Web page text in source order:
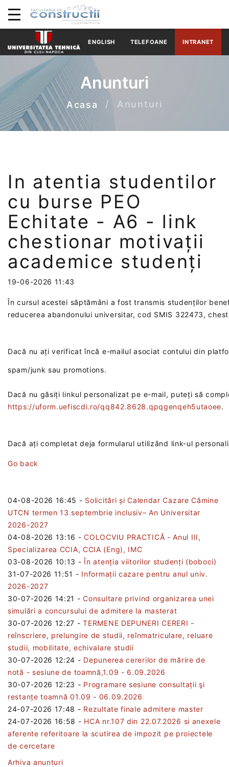
ENGLISH TELEFOANE INTRANET
Anunturi
Acasa Anunturi
In atentia studentilor
cu burse PEO
Echitate - A6 - link
chestionar motivații
academice studenți
19-06-2026 11:43
În cursul acestei săptămâni a fost transmis studenților
reducerea abandonului universitar, cod SMIS 322473,
Dacă nu ați verificat încă e-mailul asociat contului din
spam/junk sau promotions.
Dacă nu găsiți linkul personalizat pe e-mail, puteți să
https://uform.uefiscdi.ro/qq842.8628.qpqgenqeh5utaoee.
Dacă ați completat deja formularul utilizând link-ul
Go back
04-08-2026 16:45 - Solicitări și Calendar Cazare Cămine
UTCN termen 13 septembrie inclusiv– An Universitar
2026-2027
04-08-2026 13:16 -COLOCVIU PRACTICĂ - Anul III,
Specializarea CCIA, CCIA (Eng), IMC
03-08-2026 10:13 -În atenția viitorilor studenți (boboci)
31-07-2026 11:51 - Informații cazare pentru anul univ.
2026-2027
30-07-2026 14:21 -Consultare privind organizarea unei
simulări a concursului de admitere la masterat
30-07-2026 12:27 -TERMENE DEPUNERI CERERI -
reînscriere, prelungire de studii, reînmatriculare, reluare
studii, mobilitate, echivalare studii
30-07-2026 12:24 - Depunerea cererilor de mărire de
notă - sesiune de toamnă,1.09 - 6.09.2026
30-07-2026 12:23 - Programare sesiune consultații şi
restanțe toamnă 01.09 - 06.09.2026
24-07-2026 17:48 - Rezultate finale admitere master
24-07-2026 16:58 - HCA nr.107 din 22.07.2026 si anexele
aferente referitoare la scutirea de impozit pe proiectele
de cercetare
Arhiva anunturi